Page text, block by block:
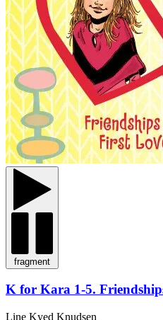
fragment
K for Kara 1-5.
Line Kyed Knudsen